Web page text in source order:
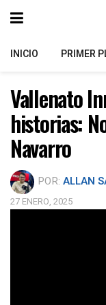
INICIO PRIMER
Vallenato
historias:
Navarro
POR: ALLAN
27 ENERO, 2025